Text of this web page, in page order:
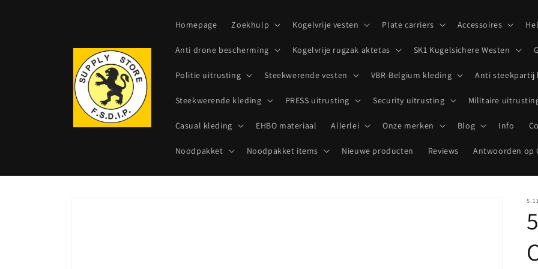
Homepage Zoekhulp Kogelvrije vesten Plate carriers Accessoires
Anti drone bescherming Kogelvrije rugzak aktetas SK1 Kugelsichere Westen
Politie uitrusting Steekwerende vesten VBR-Belgium kleding Anti steekpartij
Steekwerende kleding PRESS uitrusting Security uitrusting Militaire
Casual kleding EHBO materiaal Allerlei Onze merken Blog Info
Noodpakket Noodpakket items Nieuwe producten Reviews Antwoorden op
5.11